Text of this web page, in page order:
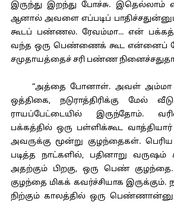
இருந்து இறந்து போச்சு. இதெல்லாம்
ஆனால் அவளை எப்படிப் பாதிச்சதுன்னும்
கூடப் பண்ணல. ரேவம்மா... என்
வந்த ஒரு பெண்ணைக் கூட என்னைப்
சமுதாயத்தைச் சரி பண்ண
“அத்தை போனாள். அவள் அம்மா
ஒத்திகை, நடுராத்திரிக்கு மேல்
ராயப்பேட்டையில் இருந்தோம்.
பக்கத்தில் ஒரு பள்ளிக்கூட வாத்தியார்
அவருக்கு மூன்று குழந்தைகள்.
படித்த நாட்களில், பதினாறு வருஷம்
அதற்கும் பிறகு, ஒரு பெண் குழந்தை.
குழந்தை மிகக் கவர்ச்சியாக இருக்கும்.
நிற்கும் காலத்தில் ஒரு